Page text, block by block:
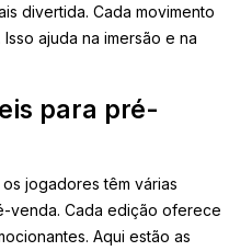
divertida. Cada movimento
ajuda na imersão e na
para pré-
, os jogadores têm várias
venda. Cada edição oferece
Aqui estão as